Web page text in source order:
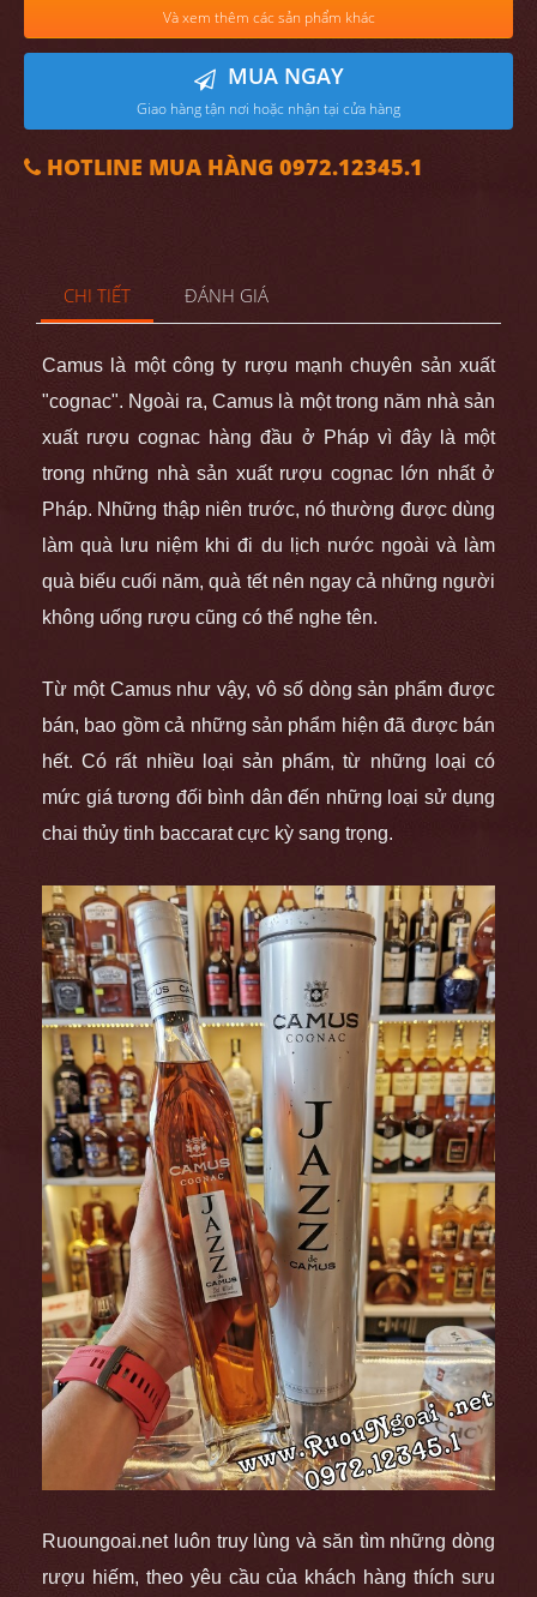
Và xem thêm các sản phẩm khác
MUA NGAY
Giao hàng tận nơi hoặc nhận tại cửa hàng
HOTLINE MUA HÀNG 0972.12345.1
CHI TIẾT ĐÁNH GIÁ
Camus là một công ty rượu mạnh chuyên sản xuất
"cognac". Ngoài ra, Camus là một trong năm nhà sản
xuất rượu cognac hàng đầu ở Pháp vì đây là một
trong những nhà sản xuất rượu cognac lớn nhất ở
Pháp. Những thập niên trước, nó thường được dùng
làm quà lưu niệm khi đi du lịch nước ngoài và làm
quà biếu cuối năm, quà tết nên ngay cả những người
không uống rượu cũng có thể nghe tên.
Từ một Camus như vậy, vô số dòng sản phẩm được
bán, bao gồm cả những sản phẩm hiện đã được bán
hết. Có rất nhiều loại sản phẩm, từ những loại có
mức giá tương đối bình dân đến những loại sử dụng
chai thủy tinh baccarat cực kỳ sang trọng.
Ruoungoai.net luôn truy lùng và săn tìm những dòng
rượu hiếm, theo yêu cầu của khách hàng thích sưu